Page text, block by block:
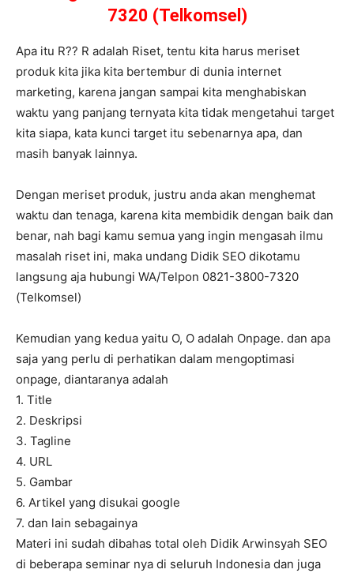
7320 (Telkomsel)
Apa itu R?? R adalah Riset, tentu kita harus meriset
produk kita jika kita bertembur di dunia internet
marketing, karena jangan sampai kita menghabiskan
waktu yang panjang ternyata kita tidak mengetahui target
kita siapa, kata kunci target itu sebenarnya apa, dan
masih banyak lainnya.
Dengan meriset produk, justru anda akan menghemat
waktu dan tenaga, karena kita membidik dengan baik dan
benar, nah bagi kamu semua yang ingin mengasah ilmu
masalah riset ini, maka undang Didik SEO dikotamu
langsung aja hubungi WA/Telpon 0821-3800-7320
(Telkomsel)
Kemudian yang kedua yaitu O, O adalah Onpage. dan apa
saja yang perlu di perhatikan dalam mengoptimasi
onpage, diantaranya adalah
1. Title
2. Deskripsi
3. Tagline
4. URL
5. Gambar
6. Artikel yang disukai google
7. dan lain sebagainya
Materi ini sudah dibahas total oleh Didik Arwinsyah SEO
di beberapa seminar nya di seluruh Indonesia dan juga